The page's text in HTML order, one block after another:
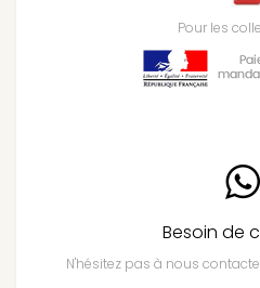
Pour les
Besoin de
N'hésitez pas à nous